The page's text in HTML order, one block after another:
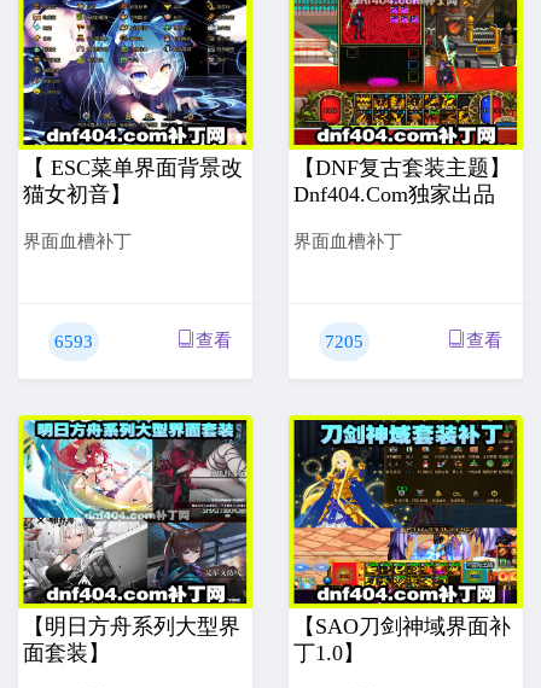
【 ESC菜单界面背景改
猫女初音】
界面血槽补丁
6593 查看
【DNF复古套装主题】
Dnf404.com独家出品
界面血槽补丁
7205 查看
【明日方舟系列大型界
面套装】
【SAO刀剑神域界面补
丁1.0】